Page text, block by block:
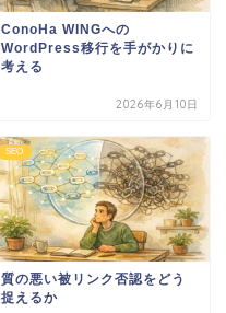
ConoHa WINGへの
WordPress移行を手がかりに
考える
2026年6月10日
SEO
質の悪い被リンク否認をどう
捉えるか